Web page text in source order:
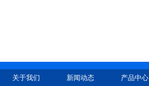
关于我们 新闻动态 产品中心